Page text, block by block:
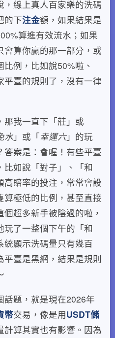
，線上真人百家樂的洗碼
的下注金額，如果結果是
算進有效流水；如果
算你贏的那一部分，或
例，比如說50%啦、
臺的規則了，沒有一律
那我一直下「莊」或
水」或「幸運六」的玩
答案是：會喔！有些平臺
如說「對子」、「和
高賠率的投注，常常會設
算極低的比例，甚至直接
超多新手被陰過的啦，
了一整個下午的「和
統顯示洗碼量只有幾百
臺是黑網，結果是規則
題，就是現在2026年
幣交易，像是用USDT儲
計算其實也有影響。因為